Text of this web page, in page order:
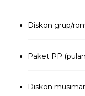
Diskon grup/
Paket PP
Diskon